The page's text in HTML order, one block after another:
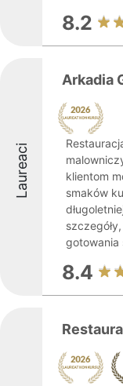
8.2
Laureaci
Arkadia
klientom
smaków
gotowania
8.4